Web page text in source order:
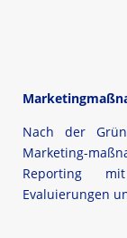
Nach der
Marketing-
Reporting
Evaluierungen